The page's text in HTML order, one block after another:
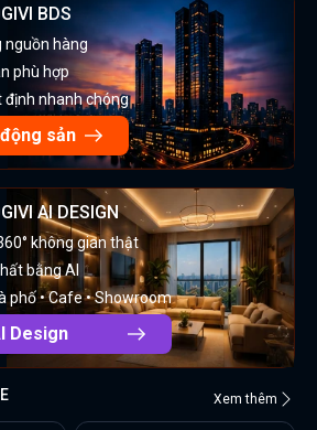
BDS
nguồn hàng
phù hợp
định nhanh chóng
sản
AI DESIGN
không gian thật
bằng AI
phố • Cafe • Showroom
Design
Xem thêm